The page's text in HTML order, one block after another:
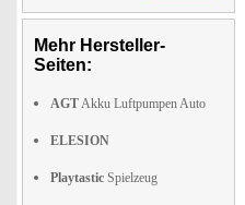
Mehr Hersteller-
Seiten:
AGTAkku Luftpumpen Auto
ELESION
Playtastic Spielzeug